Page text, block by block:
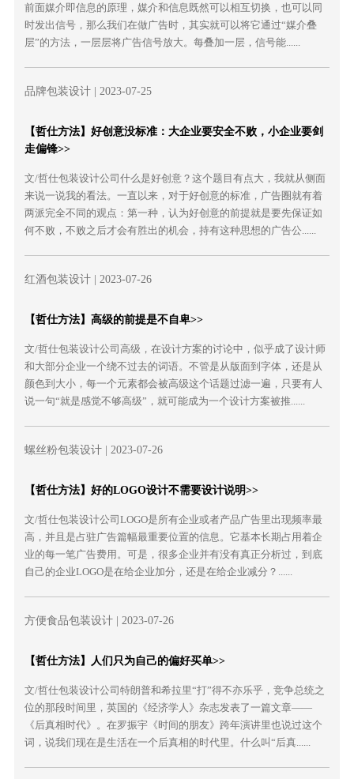
前面媒介即信息的原理，媒介和信息既然可以相互切换，也可以同
时发出信号，那么我们在做广告时，其实就可以将它通过“媒介叠
层”的方法，一层层将广告信号放大。每叠加一层，信号能......
品牌包装设计| 2023-07-25
【哲仕方法】好创意没标准：大企业要安全不败，小企业要剑
走偏锋>>
文/哲仕包装设计公司什么是好创意？这个题目有点大，我就从侧面
来说一说我的看法。一直以来，对于好创意的标准，广告圈就有着
两派完全不同的观点：第一种，认为好创意的前提就是要先保证如
何不败，不败之后才会有胜出的机会，持有这种思想的广告公......
红酒包装设计| 2023-07-26
【哲仕方法】高级的前提是不自卑>>
文/哲仕包装设计公司高级，在设计方案的讨论中，似乎成了设计师
和大部分企业一个绕不过去的词语。不管是从版面到字体，还是从
颜色到大小，每一个元素都会被高级这个话题过滤一遍，只要有人
说一句“就是感觉不够高级”，就可能成为一个设计方案被推......
螺丝粉包装设计| 2023-07-26
【哲仕方法】好的LOGO设计不需要设计说明>>
文/哲仕包装设计公司LOGO是所有企业或者产品广告里出现频率最
高，并且是占驻广告篇幅最重要位置的信息。它基本长期占用着企
业的每一笔广告费用。可是，很多企业并有没有真正分析过，到底
自己的企业LOGO是在给企业加分，还是在给企业减分？......
方便食品包装设计| 2023-07-26
【哲仕方法】人们只为自己的偏好买单>>
文/哲仕包装设计公司特朗普和希拉里“打”得不亦乐乎，竞争总统之
位的那段时间里，英国的《经济学人》杂志发表了一篇文章——
《后真相时代》。在罗振宇《时间的朋友》跨年演讲里也说过这个
词，说我们现在是生活在一个后真相的时代里。什么叫“后真......